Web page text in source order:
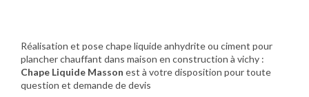
Réalisation et pose chape liquide anhydrite ou ciment pour
plancher chauffant dans maison en construction à vichy :
Chape Liquide Masson est à votre disposition pour toute
question et demande de devis